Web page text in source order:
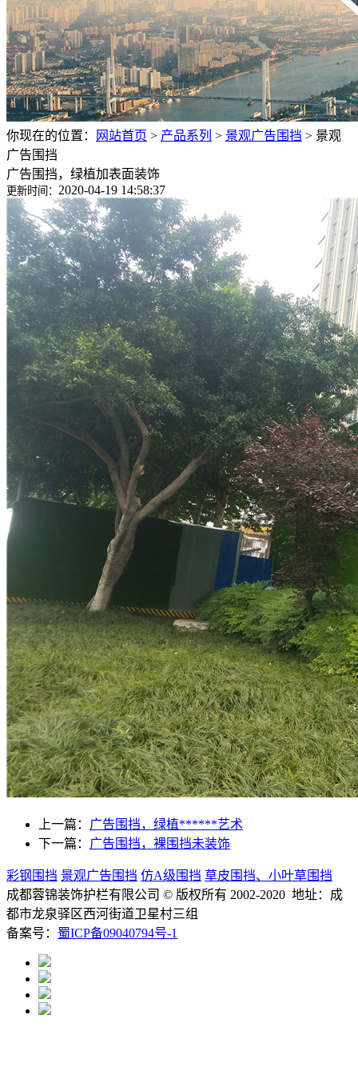
你现在的位置： 网站首页 > 产品系列 > 景观广告围挡 > 景观
广告围挡
广告围挡，绿植加表面装饰
更新时间： 2020-04-19 14:58:37
上一篇： 广告围挡，绿植******艺术
下一篇： 广告围挡，裸围挡未装饰
彩钢围挡 景观广告围挡 仿A级围挡 草皮围挡、小叶草围挡
成都蓉锦装饰护栏有限公司 © 版权所有 2002-2020 地址：成
都市龙泉驿区西河街道卫星村三组
备案号： 蜀ICP备09040794号-1